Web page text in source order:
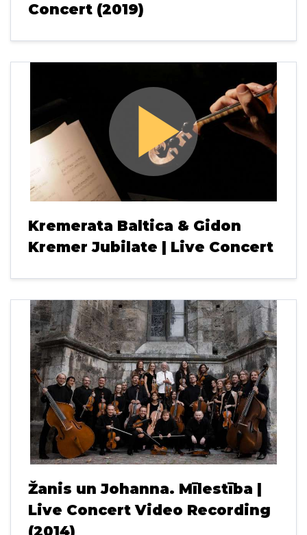
Concert (2019)
play_arrow
Kremerata Baltica & Gidon
Kremer Jubilate | Live Concert
Žanis un Johanna. Mīlestība |
Live Concert Video Recording
(2014)